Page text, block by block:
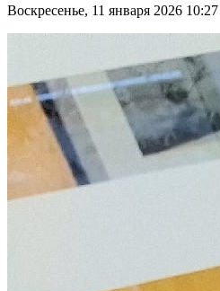
Воскресенье, 11 января 2026 10:27